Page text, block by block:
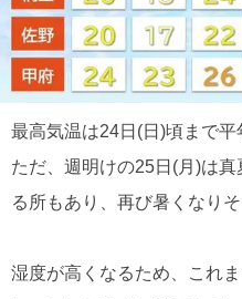
最高気温は24日(日)頃まで平
ただ、週明けの25日(月)は
る所もあり、再び暑くなりそ
湿度が高くなるため、これ